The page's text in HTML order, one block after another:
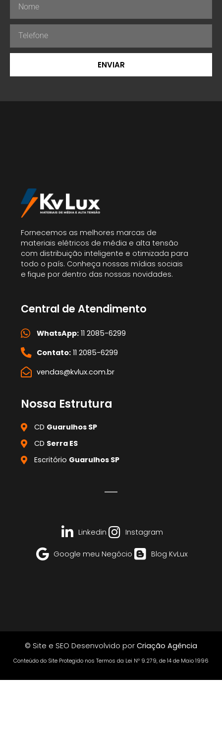
ENVIAR
Fornecemos as melhores marcas de
materiais elétricos de média e alta tensão
com distribuição inteligente e otimizada para
todo o país. Conheça nossas mídias sociais
e fique por dentro das nossas novidades.
Central de Atendimento
WhatsApp:11 2085-6299
Contato:11 2085-6299
vendas@kvlux.com.br
Nossa Estrutura
CD Guarulhos SP
CD Serra ES
Escritório Guarulhos SP
Linkedin Instagram
Google meu Negócio Blog KvLux
© Site e SEO Desenvolvido por Criação Agência
Conteúdo do Site Protegido nos Termos da Lei Nº 9.279, de 14 de Maio 1996